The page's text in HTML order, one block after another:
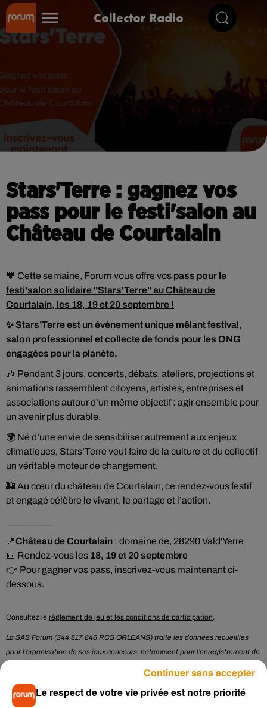
Collector Radio
Stars'Terre : gagnez vos
pass pour le festi'salon au
Château de Courtalain
🧡 Cette semaine, Forum vous offre vos pass pour le
festi'salon solidaire "Stars'Terre" au Château de
Courtalain, les 18, 19 et 20 septembre !
✨ Stars’Terre est un événement unique mêlant festival,
salon professionnel et collecte de fonds pour les ONG
engagées pour la planète.
🎶 Pendant 3 jours, concerts, débats, ateliers, projections et
animations rassemblent citoyens, artistes, entreprises et
associations autour d’un même objectif : agir ensemble pour
un avenir plus durable.
🌍 Né d’une envie de sensibiliser autrement aux enjeux
climatiques, Stars’Terre veut faire de la culture et du collectif
un véritable moteur de changement.
🏰 Au cœur du château de Courtalain, ce rendez-vous festif
et engagé célèbre le vivant, le partage et l’action.
📍Château de Courtalain : domaine de, 28290 Vald'Yerre
📅 Rendez-vous les 18, 19 et 20 septembre
👉 Pour gagner vos pass, inscrivez-vous maintenant ci-
dessous.
Consultez le règlement de jeu et les conditions de participation.
La SAS Forum (344 817 846 RCS ORLEANS) traite les données recueillies
pour l’organisation de ses jeux concours, notamment pour l’enregistrement de
reportez-vous à la
notice d'information RGPD.
Le respect de votre vie privée est notre priorité
Continuer sans accepter